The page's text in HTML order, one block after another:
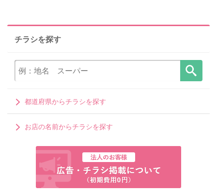
チラシを探す
都道府県からチラシを探す
お店の名前からチラシを探す